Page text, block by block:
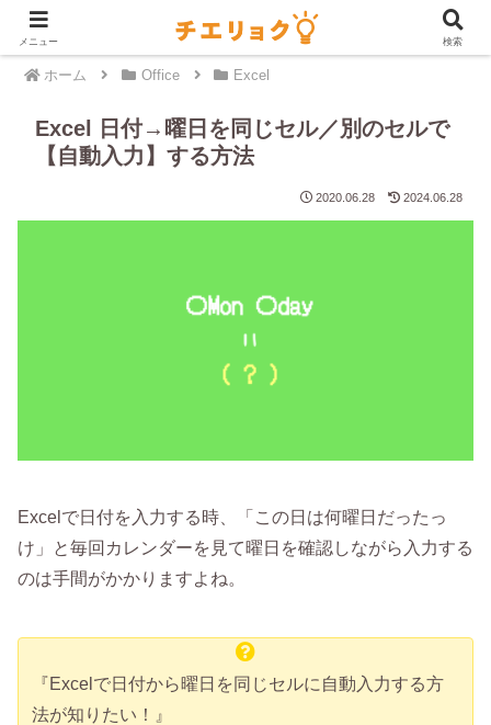
ホーム Office Excel
Excel 日付→曜日を同じセル／別のセルで
【自動入力】する方法
2020.06.28 2024.06.28
Excelで日付を入力する時、「この日は何曜日だったっ
け」と毎回カレンダーを見て曜日を確認しながら入力する
のは手間がかかりますよね。
『Excelで日付から曜日を同じセルに自動入力する方
法が知りたい！』
メニュー 検索